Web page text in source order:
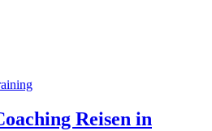
Reisen in